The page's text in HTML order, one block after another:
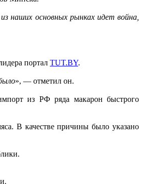
наших основных рынках идет война,
портал TUT.BY.
», — отметил он.
из РФ ряда макарон быстрого
В качестве причины было указано